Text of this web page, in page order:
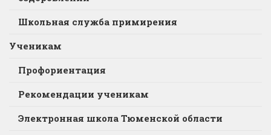
Школьная служба примирения
Ученикам
Профориентация
Рекомендации ученикам
Электронная школа Тюменской области